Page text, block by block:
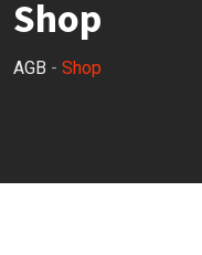
Shop
AGB - Shop